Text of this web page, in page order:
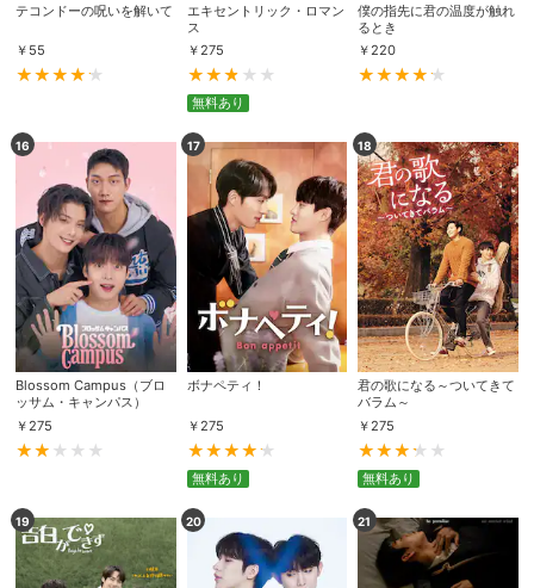
決済方法変更 決済方法の変更が可能です。
Myクーポン
現在獲得済みのお得なクーポンを確認でき
ます。
購入履歴
レンタル、購入、定額見放題の購入履歴の
確認が可能です。こちらから視聴いただく
と便利です。
お気に入り
お気に入りに登録した作品を確認できま
す。お気に入りに追加した作品の削除も可
サイト内の閲覧履歴を確認できます。履歴
の削除も可能です。
視聴年齢制限
サイト内で表示される作品の表示制限が可
能です。5段階の年齢区分から選択できま
す。
テコンドーの呪いを解いて
￥ 55
エキセントリック・ロマン
ス
￥275
無料あり
僕の指先に君の温度が触れ
るとき
￥220
16
Blossom Campus（ブロ
ッサム・キャンパス）
￥ 275
17
ボナペティ！
￥ 275
無料あり
18
君の歌になる～ついてきて
バラム～
￥ 275
無料あり
19 20 21